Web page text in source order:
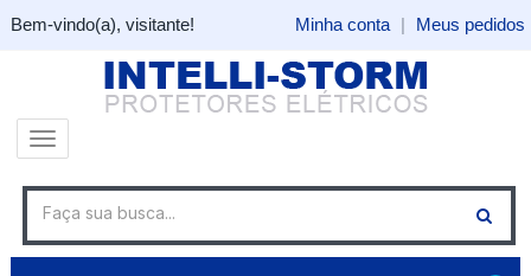
Bem-vindo(a), visitante! Minha conta | Meus pedidos